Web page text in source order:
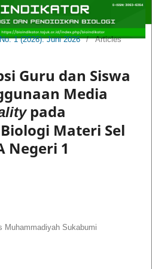
1 (2026): Juni 2026 / Articles
Guru dan Siswa
Media
pada
Materi Sel
Negeri 1
Muhammadiyah Sukabumi